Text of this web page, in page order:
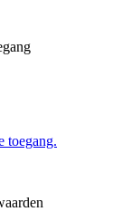
toegang.